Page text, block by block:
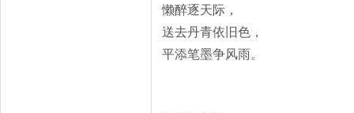
懒醉逐天际，
送去丹青依旧色，
平添笔墨争风雨。